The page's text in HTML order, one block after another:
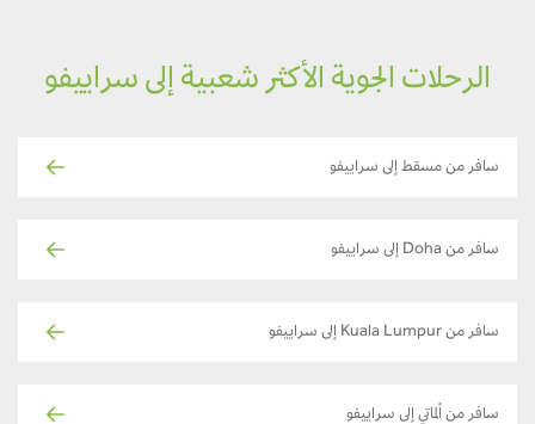
الرحلات الجوية الأكثر شعبية إلى سراييفو
سافر من مسقط إلى سراييفو
سافر من Doha إلى سراييفو
سافر من Kuala Lumpur إلى سراييفو
سافر من ألماتي إلى سراييفو